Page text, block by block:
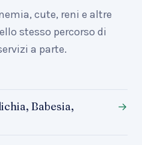
cute, reni e altre
stesso percorso di
a parte.
Babesia,
→